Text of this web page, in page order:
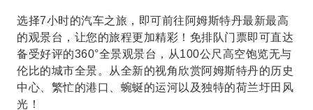
选择7小时的汽车之旅，即可前往阿姆斯特丹最新最高
的观景台，让您的旅程更加精彩！免排队门票即可直达
备受好评的360°全景观景台，从100公尺高空饱览无与
伦比的城市全景。从全新的视角欣赏阿姆斯特丹的历史
中心、繁忙的港口、蜿蜒的运河以及独特的荷兰圩田风
光！